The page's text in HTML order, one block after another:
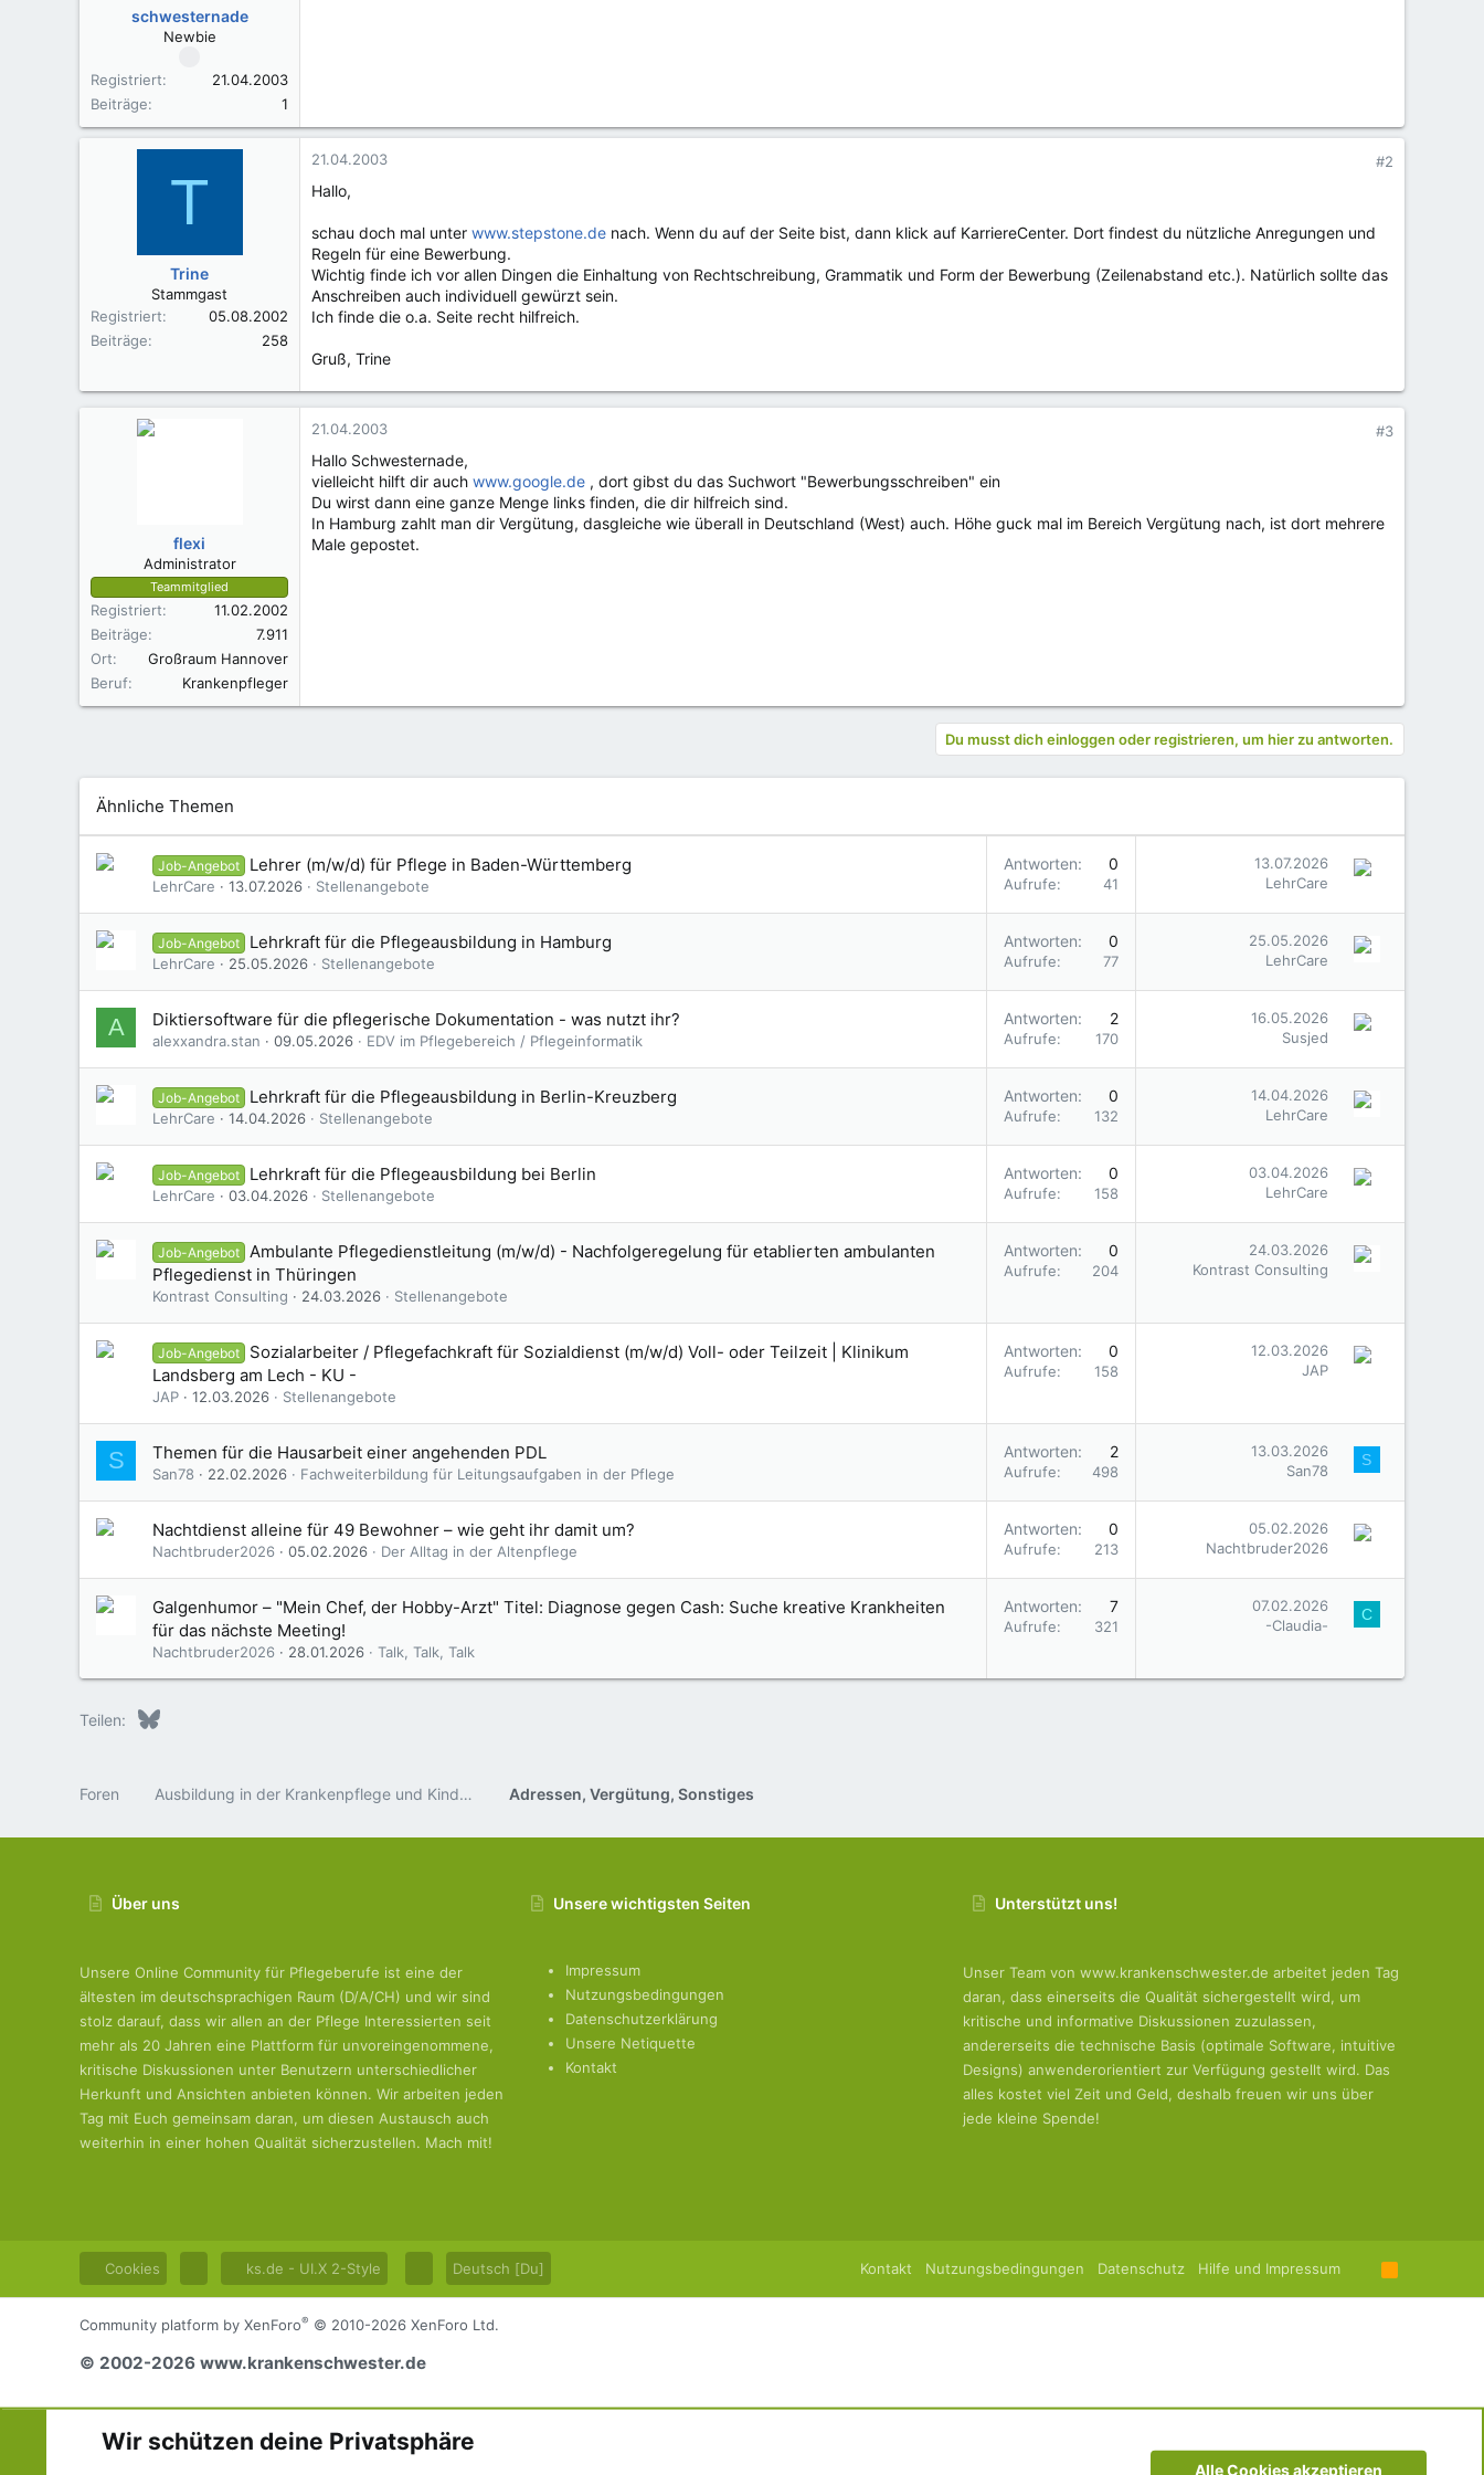
schwesternade
Newbie
Registriert
21.04.2003
Beiträge
1
T
Trine
Stammgast
Registriert
05.08.2002
Beiträge
258
21.04.2003 #2
Hallo,
schau doch mal unter www.stepstone.de nach. Wenn du auf der Seite bist, dann klick auf KarriereCenter. Dort findest du nützliche Anregungen und
Regeln für eine Bewerbung.
Wichtig finde ich vor allen Dingen die Einhaltung von Rechtschreibung, Grammatik und Form der Bewerbung (Zeilenabstand etc.). Natürlich sollte das
Anschreiben auch individuell gewürzt sein.
Ich finde die o.a. Seite recht hilfreich.
Gruß, Trine
flexi
Administrator
Teammitglied
Registriert
11.02.2002
Beiträge
7.911
Ort
Großraum Hannover
Beruf
Krankenpfleger
21.04.2003 #3
Hallo Schwesternade,
vielleicht hilft dir auch www.google.de , dort gibst du das Suchwort "Bewerbungsschreiben" ein
Du wirst dann eine ganze Menge links finden, die dir hilfreich sind.
In Hamburg zahlt man dir Vergütung, dasgleiche wie überall in Deutschland (West) auch. Höhe guck mal im Bereich Vergütung nach, ist dort mehrere
Male gepostet.
Du musst dich einloggen oder registrieren, um hier zu antworten.
Ähnliche Themen
Job-Angebot Lehrer (m/w/d) für Pflege in Baden-Württemberg
LehrCare 13.07.2026 Stellenangebote
Antworten 0
Aufrufe 41
13.07.2026
LehrCare
Job-Angebot Lehrkraft für die Pflegeausbildung in Hamburg
LehrCare 25.05.2026 Stellenangebote
Antworten 0
Aufrufe 77
25.05.2026
LehrCare
A Diktiersoftware für die pflegerische Dokumentation - was nutzt ihr?
alexxandra.stan 09.05.2026 EDV im Pflegebereich / Pflegeinformatik
Antworten 2
Aufrufe 170
16.05.2026
Susjed
Job-Angebot Lehrkraft für die Pflegeausbildung in Berlin-Kreuzberg
LehrCare 14.04.2026 Stellenangebote
Antworten 0
Aufrufe 132
14.04.2026
LehrCare
Job-Angebot Lehrkraft für die Pflegeausbildung bei Berlin
LehrCare 03.04.2026 Stellenangebote
Antworten 0
Aufrufe 158
03.04.2026
LehrCare
Job-Angebot
Ambulante Pflegedienstleitung (m/w/d) - Nachfolgeregelung für etablierten ambulanten
Pflegedienst in Thüringen
Kontrast Consulting 24.03.2026 Stellenangebote
Antworten 0
Aufrufe 204
24.03.2026
Kontrast Consulting
Job-Angebot
Sozialarbeiter / Pflegefachkraft für Sozialdienst (m/w/d) Voll- oder Teilzeit | Klinikum
Landsberg am Lech - KU -
JAP 12.03.2026 Stellenangebote
Antworten 0
Aufrufe 158
12.03.2026
JAP
S Themen für die Hausarbeit einer angehenden PDL
San78 22.02.2026 Fachweiterbildung für Leitungsaufgaben in der Pflege
Antworten 2
Aufrufe 498
13.03.2026
San78
S
Nachtdienst alleine für 49 Bewohner – wie geht ihr damit um?
Nachtbruder2026 05.02.2026 Der Alltag in der Altenpflege
Antworten 0
Aufrufe 213
05.02.2026
Nachtbruder2026
Galgenhumor – "Mein Chef, der Hobby-Arzt" Titel: Diagnose gegen Cash: Suche kreative Krankheiten
für das nächste Meeting!
Nachtbruder2026 28.01.2026 Talk, Talk, Talk
Antworten 7
Aufrufe 321
07.02.2026
-Claudia-
C
Teilen: Bluesky
Foren Ausbildung in der Krankenpflege und Kinderkrankenpflege Adressen, Vergütung, Sonstiges
Über uns
Unsere Online Community für Pflegeberufe ist eine der
ältesten im deutschsprachigen Raum (D/A/CH) und wir sind
stolz darauf, dass wir allen an der Pflege Interessierten seit
mehr als 20 Jahren eine Plattform für unvoreingenommene,
kritische Diskussionen unter Benutzern unterschiedlicher
Herkunft und Ansichten anbieten können. Wir arbeiten jeden
Tag mit Euch gemeinsam daran, um diesen Austausch auch
weiterhin in einer hohen Qualität sicherzustellen. Mach mit!
Unsere wichtigsten Seiten
Impressum
Nutzungsbedingungen
Datenschutzerklärung
Unsere Netiquette
Kontakt
Unterstützt uns!
Unser Team von www.krankenschwester.de arbeitet jeden Tag
daran, dass einerseits die Qualität sichergestellt wird, um
kritische und informative Diskussionen zuzulassen,
andererseits die technische Basis (optimale Software, intuitive
Designs) anwenderorientiert zur Verfügung gestellt wird. Das
alles kostet viel Zeit und Geld, deshalb freuen wir uns über
jede kleine Spende!
Cookies ks.de - UI.X 2-Style Deutsch [Du] Kontakt Nutzungsbedingungen Datenschutz Hilfe und Impressum
R
S
S
Community platform by XenForo® © 2010-2026 XenForo Ltd.
© 2002-2026 www.krankenschwester.de
Wir schützen deine Privatsphäre
Alle Cookies akzeptieren